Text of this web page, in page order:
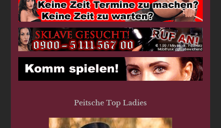
Peitsche Top Ladies